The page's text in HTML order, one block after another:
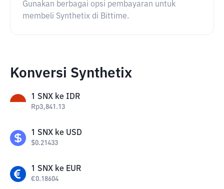
Gunakan berbagai opsi pembayaran untuk
membeli Synthetix di Bittime.
Konversi Synthetix
1 SNX ke IDR
Rp3,841.13
1 SNX ke USD
$0.21433
1 SNX ke EUR
€0.18604